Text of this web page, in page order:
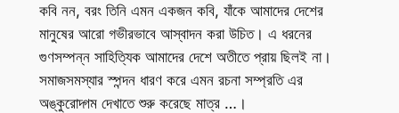
কবি নন, বরং তিনি এমন একজন কবি, যাঁকে আমাদের দেশের
মানুষের আরো গভীরভাবে আস্বাদন করা উচিত। এ ধরনের
গুণসম্পন্ন সাহিত্যিক আমাদের দেশে অতীতে প্রায় ছিলই না।
সমাজসমস্যার স্পন্দন ধারণ করে এমন রচনা সম্প্রতি এর
অঙ্কুরোদ্গম দেখাতে শুরু করেছে মাত্র …।